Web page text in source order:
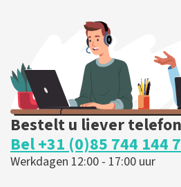
BESTEL NU
Bestelt u liever
Bel +31 (0)85 744 144 7
Werkdagen 12:00 - 17:00 uur